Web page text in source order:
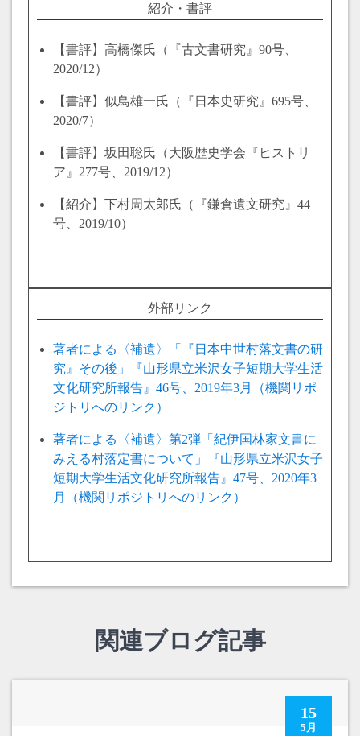
紹介・書評
【書評】高橋傑氏（『古文書研究』90号、
2020/12）
【書評】似鳥雄一氏（『日本史研究』695号、
2020/7）
【書評】坂田聡氏（大阪歴史学会『ヒストリ
ア』277号、2019/12）
【紹介】下村周太郎氏（『鎌倉遺文研究』44
号、2019/10）
外部リンク
著者による〈補遺〉「『日本中世村落文書の研
究』その後」『山形県立米沢女子短期大学生活
文化研究所報告』46号、2019年3月（機関リポ
ジトリへのリンク）
著者による〈補遺〉第2弾「紀伊国林家文書に
みえる村落定書について」『山形県立米沢女子
短期大学生活文化研究所報告』47号、2020年3
月（機関リポジトリへのリンク）
関連ブログ記事
15
5月